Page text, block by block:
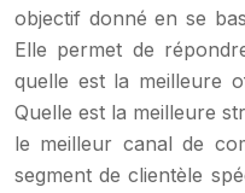
objectif donné en se
Elle permet de
quelle est la meilleure
Quelle est la meilleure
le meilleur canal de
segment de clientèle